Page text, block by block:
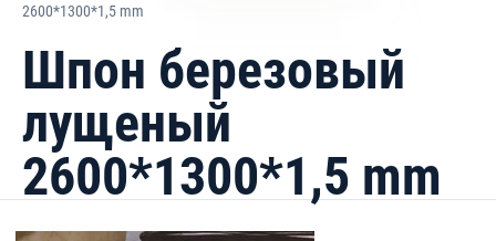
2600*1300*1,5 mm
Шпон березовый
лущеный
2600*1300*1,5 mm